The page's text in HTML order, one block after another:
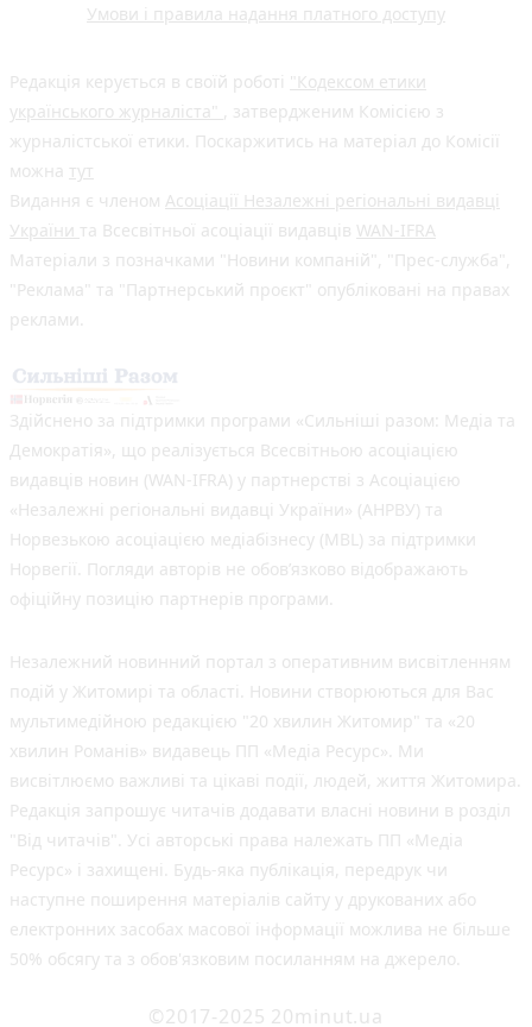
Умови і правила надання платного доступу
Редакція керується в своїй роботі "Кодексом етики
українського журналіста"
, затвердженим Комісією з
журналістської етики. Поскаржитись на матеріал до Комісії
можна тут
Видання є членом Асоціації Незалежні регіональні видавці
України та Всесвітньої асоціації видавців WAN-IFRA
Матеріали з позначками "Новини компаній", "Прес-служба",
"Реклама" та "Партнерський проєкт" опубліковані на правах
реклами.
Здійснено за підтримки програми «Сильніші разом: Медіа та
Демократія», що реалізується Всесвітньою асоціацією
видавців новин (WAN-IFRA) у партнерстві з Асоціацією
«Незалежні регіональні видавці України» (АНРВУ) та
Норвезькою асоціацією медіабізнесу (MBL) за підтримки
Норвегії. Погляди авторів не обов’язково відображають
офіційну позицію партнерів програми.
Незалежний новинний портал з оперативним висвітленням
подій у Житомирі та області. Новини створюються для Вас
мультимедійною редакцією "20 хвилин Житомир" та «20
хвилин Романів» видавець ПП «Медіа Ресурс». Ми
висвітлюємо важливі та цікаві події, людей, життя Житомира.
Редакція запрошує читачів додавати власні новини в розділ
"Від читачів". Усі авторські права належать ПП «Медіа
Ресурс» і захищені. Будь-яка публiкацiя, передрук чи
наступне поширення матеріалів сайту у друкованих або
електронних засобах масової інформації можлива не більше
50% обсягу та з обов'язковим посиланням на джерело.
©2017-2025 20minut.ua